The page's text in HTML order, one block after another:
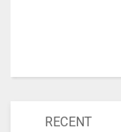
RECENT